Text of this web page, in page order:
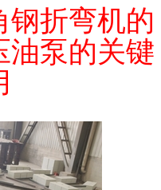
钢折弯机的
油泵的关键